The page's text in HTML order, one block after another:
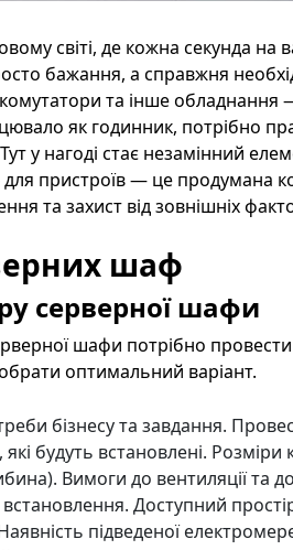
світі, де кожна секунда на
бажання, а справжня
та інше обладнання
як годинник, потрібно
Тут у нагоді стає незамінний
пристроїв — це продумана
та захист від зовнішніх
шаф
серверної шафи
шафи потрібно провести
оптимальний варіант.
бізнесу та завдання.
які будуть встановлені.
Вимоги до вентиляції та
Доступний
підведеної